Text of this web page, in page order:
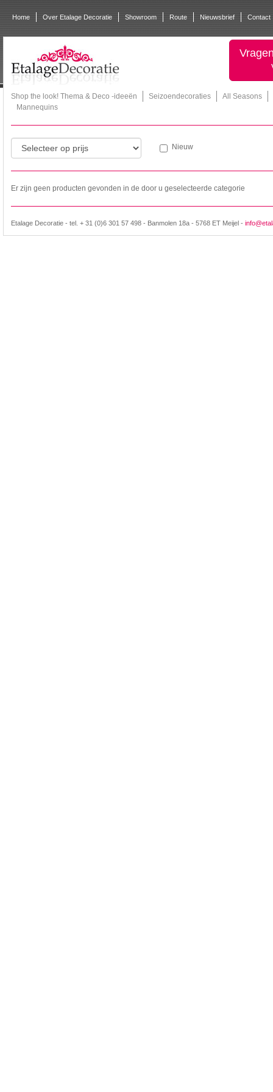
Home Over Etalage Decoratie Showroom Route Nieuwsbrief Contact
Shop the look! Thema & Deco -ideeën Seizoendecoraties
All Seasons
Mannequins
Nieuw
Er zijn geen producten gevonden in de door u geselecteerde categorie
Etalage Decoratie - tel. + 31 (0)6 301 57 498 - Banmolen 18a - 5768 ET Meijel -